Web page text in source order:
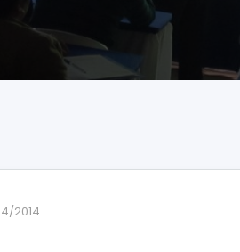
2014